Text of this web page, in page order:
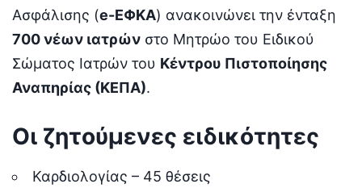
Ασφάλισης (e-ΕΦΚΑ) ανακοινώνει την ένταξη
700 νέων ιατρών στο Μητρώο του Ειδικού
Σώματος Ιατρών του Κέντρου Πιστοποίησης
Αναπηρίας (ΚΕΠΑ).
Οι ζητούμενες ειδικότητες
Καρδιολογίας – 45 θέσεις